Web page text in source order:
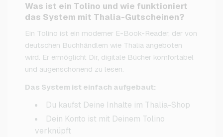
Was ist ein Tolino und wie funktioniert
das System mit Thalia-Gutscheinen?
Ein Tolino ist ein moderner E-Book-Reader, der von
deutschen Buchhändlern wie Thalia angeboten
wird. Er ermöglicht Dir, digitale Bücher komfortabel
und augenschonend zu lesen.
Das System ist einfach aufgebaut:
Du kaufst Deine Inhalte im Thalia-Shop
Dein Konto ist mit Deinem Tolino
verknüpft